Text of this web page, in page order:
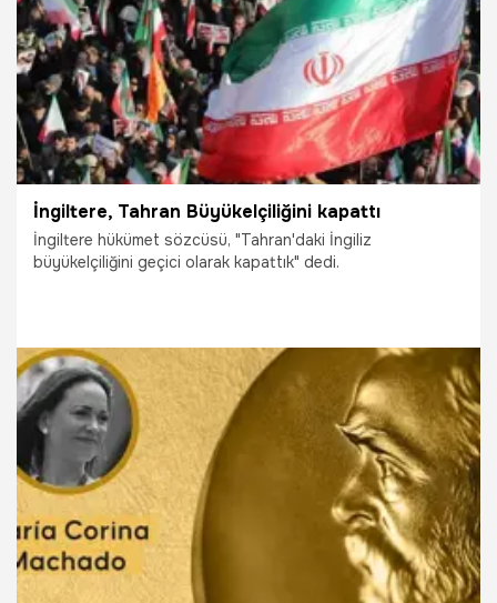
14.01.2026 Dünya
İngiltere, Tahran Büyükelçiliğini kapattı
İngiltere hükümet sözcüsü, "Tahran'daki İngiliz
büyükelçiliğini geçici olarak kapattık" dedi.
14.01.2026 Dünya